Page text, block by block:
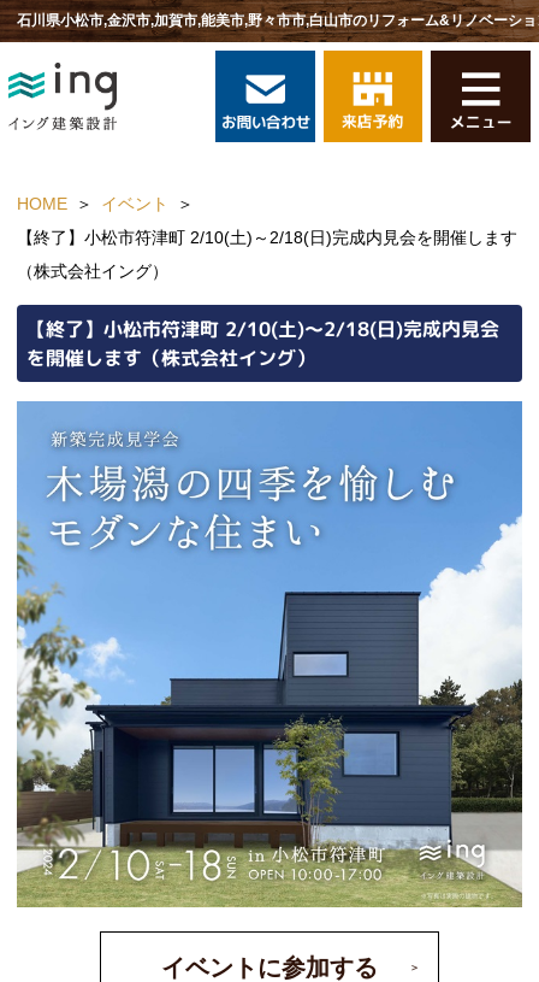
石川県小松市,金沢市,加賀市,能美市,野々市市,白山市のリフォーム&リノベーシ
HOME
イベント
【終了】小松市符津町 2/10(土)～2/18(日)完成内見会を開催します
（株式会社イング）
【終了】小松市符津町 2/10(土)～2/18(日)完成内見会
を開催します（株式会社イング）
イベントに参加する